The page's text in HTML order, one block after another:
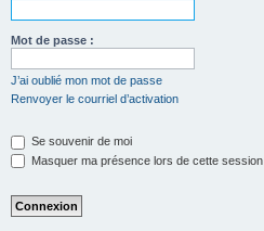
Mot de passe :
J’ai oublié mon mot de passe
Renvoyer le courriel d’activation
Se souvenir de moi
Masquer ma présence lors de cette session